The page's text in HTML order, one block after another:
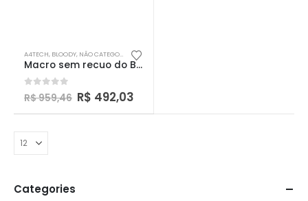
A4TECH, BLOODY, NÃO CATEGORIZADO
Macro sem recuo do Battlefield 6
out of 5
R$959,46 R$ 492,03
Categories